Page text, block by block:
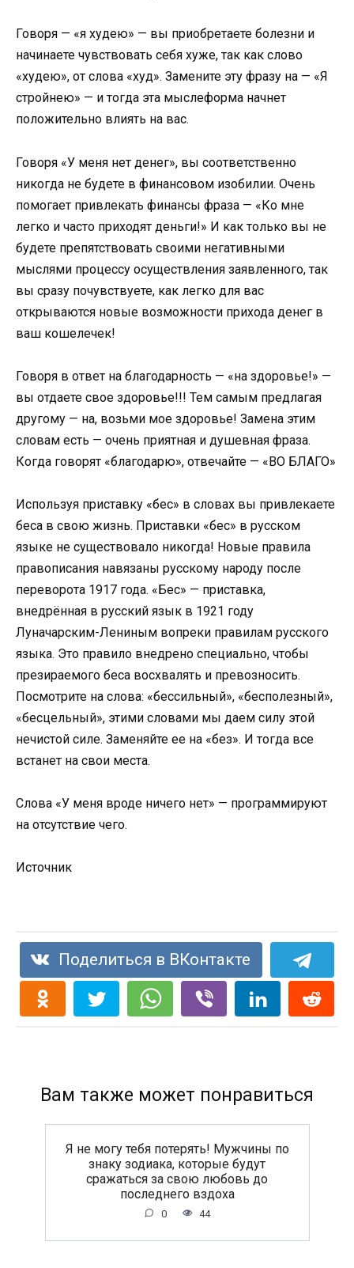
Говоря — «я худею» — вы приобретаете болезни и
начинаете чувствовать себя хуже, так как слово
«худею», от слова «худ». Замените эту фразу на — «Я
стройнею» — и тогда эта мыслеформа начнет
положительно влиять на вас.
Говоря «У меня нет денег», вы соответственно
никогда не будете в финансовом изобилии. Очень
помогает привлекать финансы фраза — «Ко мне
легко и часто приходят деньги!» И как только вы не
будете препятствовать своими негативными
мыслями процессу осуществления заявленного, так
вы сразу почувствуете, как легко для вас
открываются новые возможности прихода денег в
ваш кошелечек!
Говоря в ответ на благодарность — «на здоровье!» —
вы отдаете свое здоровье!!! Тем самым предлагая
другому — на, возьми мое здоровье! Замена этим
словам есть — очень приятная и душевная фраза.
Когда говорят «благодарю», отвечайте — «ВО БЛАГО»
Используя приставку «бес» в словах вы привлекаете
беса в свою жизнь. Приставки «бес» в русском
языке не существовало никогда! Новые правила
правописания навязаны русскому народу после
переворота 1917 года. «Бес» — приставка,
внедрённая в русский язык в 1921 году
Луначарским-Лениным вопреки правилам русского
языка. Это правило внедрено специально, чтобы
презираемого беса восхвалять и превозносить.
Посмотрите на слова: «бессильный», «бесполезный»,
«бесцельный», этими словами мы даем силу этой
нечистой силе. Заменяйте ее на «без». И тогда все
встанет на свои места.
Слова «У меня вроде ничего нет» — программируют
на отсутствие чего.
Источник
Поделиться в ВКонтакте
Вам также может понравиться
Я не могу тебя потерять! Мужчины по
знаку зодиака, которые будут
сражаться за свою любовь до
последнего вздоха
0 44